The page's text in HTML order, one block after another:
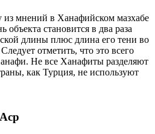
из мнений в Ханафийском мазхабе
объекта становится в два раза
длины плюс длина его тени во
отметить, что это всего
Не все Ханафиты разделяют
как Турция, не используют